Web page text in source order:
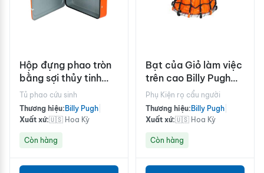
Hộp đựng phao tròn
bằng sợi thủy tinh
Billy Pugh RBB-30W
Tủ phao cứu sinh
Thương hiệu: Billy Pugh
Xuất xứ:🇺🇸 Hoa Kỳ
Còn hàng
Bạt của Giỏ làm việc
trên cao Billy Pugh
PWB có thể gập lại
Phụ Kiện rọ cẩu người
Thương hiệu: Billy Pugh
Xuất xứ:🇺🇸 Hoa Kỳ
Còn hàng